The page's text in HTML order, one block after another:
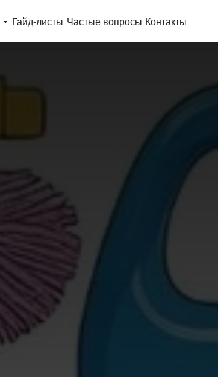
Гайд-листы Частые вопросы Контакты